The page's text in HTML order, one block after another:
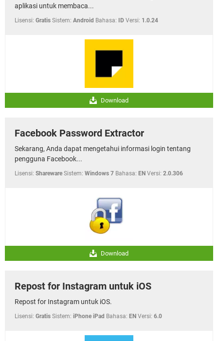
aplikasi untuk membaca...
Lisensi: Gratis Sistem: Android Bahasa: ID Versi: 1.0.24
Download
Facebook Password Extractor
Sekarang, Anda dapat mengetahui informasi login tentang
pengguna Facebook...
Lisensi: Shareware Sistem: Windows 7 Bahasa: EN Versi: 2.0.306
Download
Repost for Instagram untuk iOS
Repost for Instagram untuk iOS.
Lisensi: Gratis Sistem: iPhone iPad Bahasa: EN Versi: 6.0